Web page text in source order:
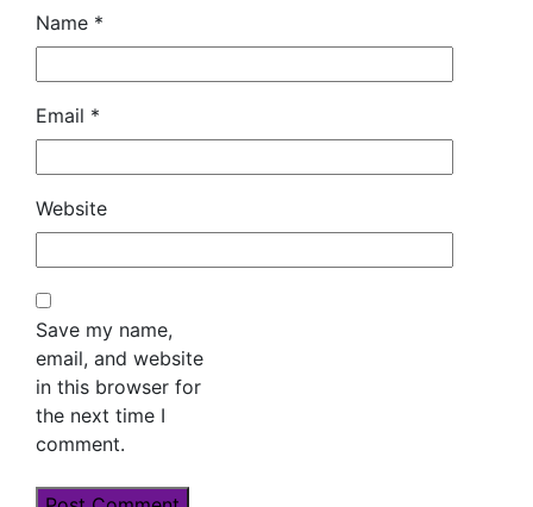
Name *
Email *
Website
Save my name,
email, and website
in this browser for
the next time I
comment.